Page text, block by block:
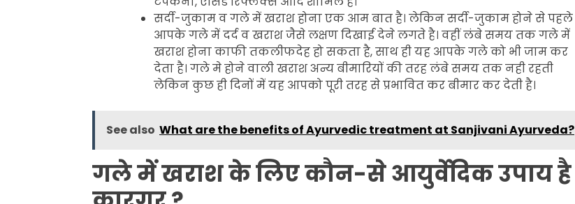
सर्दी-जुकाम व गले में खराश होना एक आम बात है। लेकिन सर्दी-जुकाम होने से पहले
आपके गले में दर्द व खराश जैसे लक्षण दिखाई देने लगते है। वहीं लंबे समय तक गले में
खराश होना काफी तकलीफदेह हो सकता है, साथ ही यह आपके गले को भी जाम कर
देता है। गले मे होने वाली खराश अन्य बीमारियों की तरह लंबे समय तक नही रहती
लेकिन कुछ ही दिनों में यह आपको पूरी तरह से प्रभावित कर बीमार कर देती है।
See also What are the benefits of Ayurvedic treatment at Sanjivani Ayurveda?
गले में खराश के लिए कौन-से आयुर्वेदिक उपाय है